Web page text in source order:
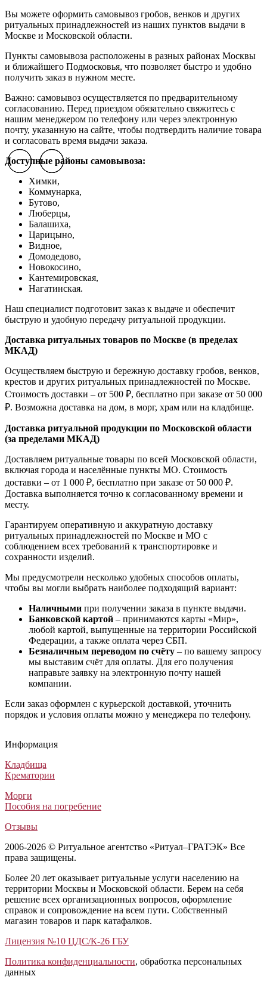
Вы можете оформить самовывоз гробов, венков и других
ритуальных принадлежностей из наших пунктов выдачи в
Москве и Московской области.
Пункты самовывоза расположены в разных районах Москвы
и ближайшего Подмосковья, что позволяет быстро и удобно
получить заказ в нужном месте.
Важно: самовывоз осуществляется по предварительному
согласованию. Перед приездом обязательно свяжитесь с
нашим менеджером по телефону или через электронную
почту, указанную на сайте, чтобы подтвердить наличие товара
и согласовать время выдачи заказа.
Доступные районы самовывоза:
Химки,
Коммунарка,
Бутово,
Люберцы,
Балашиха,
Царицыно,
Видное,
Домодедово,
Новокосино,
Кантемировская,
Нагатинская.
Наш специалист подготовит заказ к выдаче и обеспечит
быструю и удобную передачу ритуальной продукции.
Доставка ритуальных товаров по Москве (в пределах
МКАД)
Осуществляем быструю и бережную доставку гробов, венков,
крестов и других ритуальных принадлежностей по Москве.
Стоимость доставки – от 500 ₽, бесплатно при заказе от 50 000
₽. Возможна доставка на дом, в морг, храм или на кладбище.
Доставка ритуальной продукции по Московской области
(за пределами МКАД)
Доставляем ритуальные товары по всей Московской области,
включая города и населённые пункты МО. Стоимость
доставки – от 1 000 ₽, бесплатно при заказе от 50 000 ₽.
Доставка выполняется точно к согласованному времени и
месту.
Гарантируем оперативную и аккуратную доставку
ритуальных принадлежностей по Москве и МО с
соблюдением всех требований к транспортировке и
сохранности изделий.
Мы предусмотрели несколько удобных способов оплаты,
чтобы вы могли выбрать наиболее подходящий вариант:
Наличными при получении заказа в пункте выдачи.
Банковской картой – принимаются карты «Мир»,
любой картой, выпущенные на территории Российской
Федерации, а также оплата через СБП.
Безналичным переводом по счёту – по вашему запросу
мы выставим счёт для оплаты. Для его получения
направьте заявку на электронную почту нашей
компании.
Если заказ оформлен с курьерской доставкой, уточнить
порядок и условия оплаты можно у менеджера по телефону.
Previous slide
Next slide
Previous slide
Next slide
Элитные гробы
Лакированные гробы
Лакированные гробы
Элитные гробы
Previous slide
Next slide
Информация
Кладбища
Крематории
Морги
Пособия на погребение
Отзывы
2006-2026 © Ритуальное агентство «Ритуал–ГРАТЭК» Все
права защищены.
Более 20 лет оказывает ритуальные услуги населению на
территории Москвы и Московской области. Берем на себя
решение всех организационных вопросов, оформление
справок и сопровождение на всем пути. Собственный
магазин товаров и парк катафалков.
Лицензия №10 ЦДС/К-26 ГБУ
Политика конфиденциальности, обработка персональных
данных